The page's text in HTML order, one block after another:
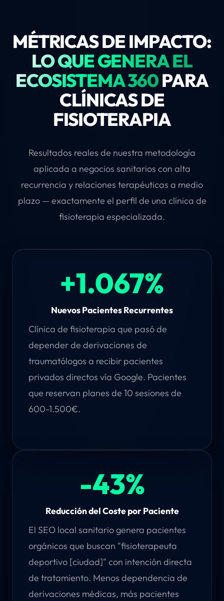
MÉTRICAS DE IMPACTO:
LO QUE GENERA EL
ECOSISTEMA 360PARA
CLÍNICAS DE
FISIOTERAPIA
Resultados reales de nuestra metodología
aplicada a negocios sanitarios con alta
recurrencia y relaciones terapéuticas a medio
plazo — exactamente el perfil de una clínica de
fisioterapia especializada.
+1.067%
Nuevos Pacientes Recurrentes
Clínica de fisioterapia que pasó de
depender de derivaciones de
traumatólogos a recibir pacientes
privados directos vía Google. Pacientes
que reservan planes de 10 sesiones de
600-1.500€.
-43%
Reducción del Coste por Paciente
El SEO local sanitario genera pacientes
orgánicos que buscan "fisioterapeuta
deportivo [ciudad]" con intención directa
de tratamiento. Menos dependencia de
derivaciones médicas, más pacientes